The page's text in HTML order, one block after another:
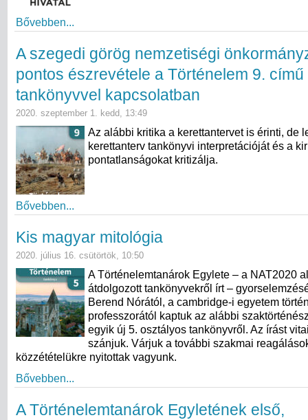
Bővebben...
A szegedi görög nemzetiségi
pontos észrevétele a Történelem 9. című
tankönyvvel kapcsolatban
2020. szeptember 1. kedd, 13:49
Az alábbi kritika a kerettantervet is érinti, de
kerettanterv tankönyvi interpretációját és a
pontatlanságokat kritizálja.
Bővebben...
Kis magyar mitológia
2020. július 16. csütörtök, 10:50
A Történelemtanárok Egylete – a NAT2020
átdolgozott tankönyvekről írt –
Berend Nórától, a cambridge-i egyetem
professzorától kaptuk az alábbi
egyik új 5. osztályos tankönyvről. Az írást
szánjuk. Várjuk a további szakmai
közzétételükre nyitottak vagyunk.
Bővebben...
A Történelemtanárok Egyletének első,